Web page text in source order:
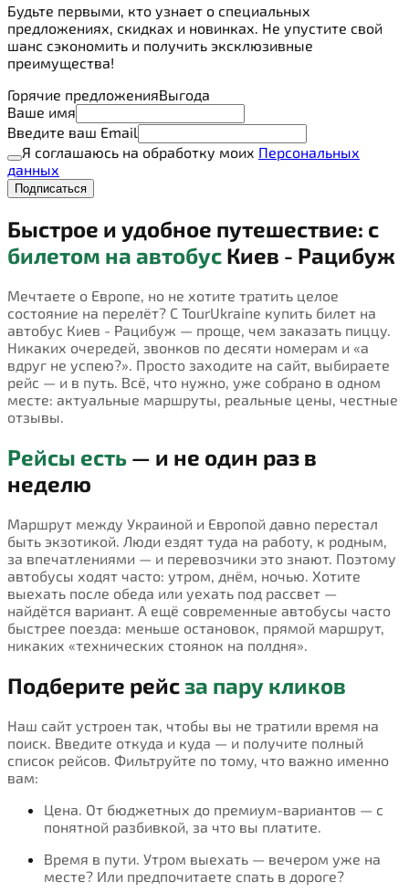
Будьте первыми, кто узнает о специальных
предложениях, скидках и новинках. Не упустите свой
шанс сэкономить и получить эксклюзивные
преимущества!
Горячие предложенияВыгода
Ваше имя
Введите ваш Email
Я соглашаюсь на обработку моих Персональных
данных
Подписаться
Быстрое и удобное путешествие: с
билетом на автобус Киев - Рацибуж
Мечтаете о Европе, но не хотите тратить целое
состояние на перелёт? С TourUkraine купить билет на
автобус Киев - Рацибуж — проще, чем заказать пиццу.
Никаких очередей, звонков по десяти номерам и «а
вдруг не успею?». Просто заходите на сайт, выбираете
рейс — и в путь. Всё, что нужно, уже собрано в одном
месте: актуальные маршруты, реальные цены, честные
отзывы.
Рейсы есть — и не один раз в
неделю
Маршрут между Украиной и Европой давно перестал
быть экзотикой. Люди ездят туда на работу, к родным,
за впечатлениями — и перевозчики это знают. Поэтому
автобусы ходят часто: утром, днём, ночью. Хотите
выехать после обеда или уехать под рассвет —
найдётся вариант. А ещё современные автобусы часто
быстрее поезда: меньше остановок, прямой маршрут,
никаких «технических стоянок на полдня».
Подберите рейсза пару кликов
Наш сайт устроен так, чтобы вы не тратили время на
поиск. Введите откуда и куда — и получите полный
список рейсов. Фильтруйте по тому, что важно именно
вам:
Цена. От бюджетных до премиум-вариантов — с
понятной разбивкой, за что вы платите.
Время в пути. Утром выехать — вечером уже на
месте? Или предпочитаете спать в дороге?